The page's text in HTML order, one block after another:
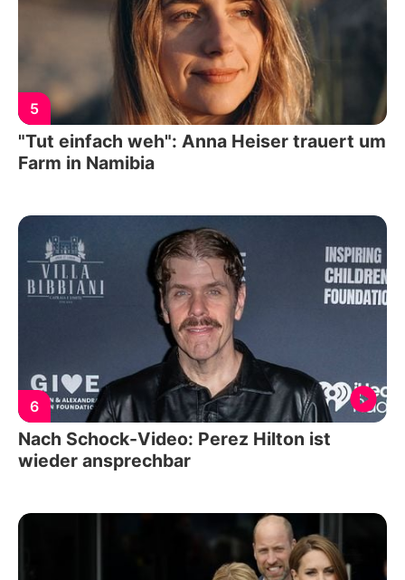
5
"Tut einfach weh": Anna Heiser trauert um
Farm in Namibia
6
Nach Schock-Video: Perez Hilton ist
wieder ansprechbar